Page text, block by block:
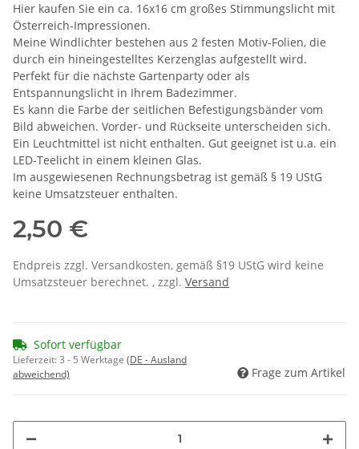
Hier kaufen Sie ein ca. 16x16 cm großes Stimmungslicht mit
Österreich-Impressionen.
Meine Windlichter bestehen aus 2 festen Motiv-Folien, die
durch ein hineingestelltes Kerzenglas aufgestellt wird.
Perfekt für die nächste Gartenparty oder als
Entspannungslicht in Ihrem Badezimmer.
Es kann die Farbe der seitlichen Befestigungsbänder vom
Bild abweichen. Vorder- und Rückseite unterscheiden sich.
Ein Leuchtmittel ist nicht enthalten. Gut geeignet ist u.a. ein
LED-Teelicht in einem kleinen Glas.
Im ausgewiesenen Rechnungsbetrag ist gemäß § 19 UStG
keine Umsatzsteuer enthalten.
2,50 €
Endpreis zzgl. Versandkosten, gemäß §19 UStG wird keine
Umsatzsteuer berechnet. , zzgl. Versand
Sofort verfügbar
Lieferzeit:3 - 5 Werktage (DE - Ausland
abweichend)
Frage zum Artikel